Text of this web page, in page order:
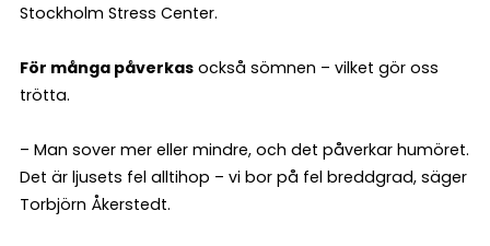
Stockholm Stress Center.
För många påverkas också sömnen – vilket gör oss
trötta.
– Man sover mer eller mindre, och det påverkar humöret.
Det är ljusets fel alltihop – vi bor på fel breddgrad, säger
Torbjörn Åkerstedt.